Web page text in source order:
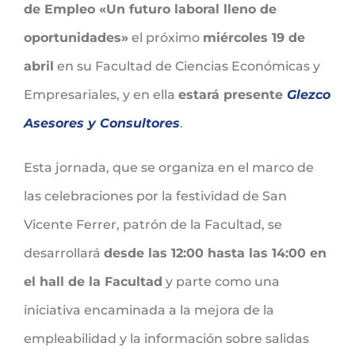
de Empleo «Un futuro laboral lleno de
oportunidades» el próximo miércoles 19 de
abril en su Facultad de Ciencias Económicas y
Empresariales, y en ella estará presente Glezco
Asesores y Consultores.
Esta jornada, que se organiza en el marco de
las celebraciones por la festividad de San
Vicente Ferrer, patrón de la Facultad, se
desarrollará desde las 12:00 hasta las 14:00 en
el hall de la Facultad y parte como una
iniciativa encaminada a la mejora de la
empleabilidad y la información sobre salidas